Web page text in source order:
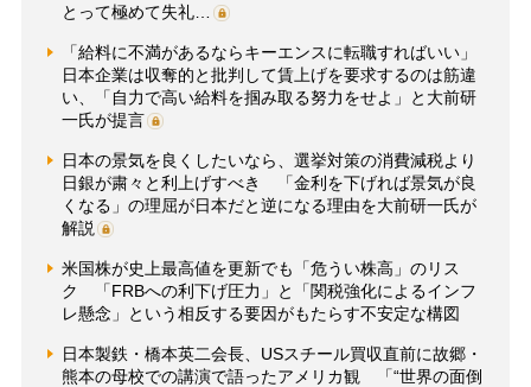
とって極めて失礼…
「給料に不満があるならキーエンスに転職すればいい」
日本企業は収奪的と批判して賃上げを要求するのは筋違
い、「自力で高い給料を掴み取る努力をせよ」と大前研
一氏が提言
日本の景気を良くしたいなら、選挙対策の消費減税より
日銀が粛々と利上げすべき 「金利を下げれば景気が良
くなる」の理屈が日本だと逆になる理由を大前研一氏が
解説
米国株が史上最高値を更新でも「危うい株高」のリス
ク 「FRBへの利下げ圧力」と「関税強化によるインフ
レ懸念」という相反する要因がもたらす不安定な構図
日本製鉄・橋本英二会長、USスチール買収直前に故郷・
熊本の母校での講演で語ったアメリカ観 「“世界の面倒